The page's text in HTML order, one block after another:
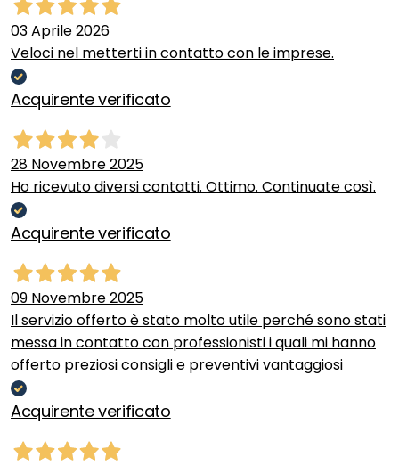
03 Aprile 2026
Veloci nel metterti in contatto con le imprese.
Acquirente verificato
28 Novembre 2025
Ho ricevuto diversi contatti. Ottimo. Continuate così.
Acquirente verificato
09 Novembre 2025
Il servizio offerto è stato molto utile perché sono stati
messa in contatto con professionisti i quali mi hanno
offerto preziosi consigli e preventivi vantaggiosi
Acquirente verificato